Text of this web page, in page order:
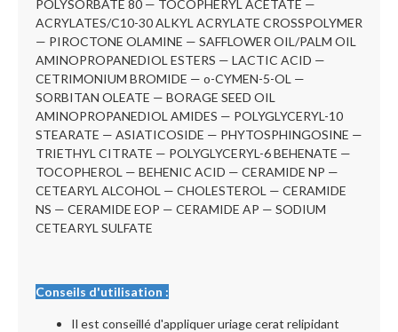
POLYSORBATE 80 — TOCOPHERYL ACETATE —
ACRYLATES/C10-30 ALKYL ACRYLATE CROSSPOLYMER
— PIROCTONE OLAMINE — SAFFLOWER OIL/PALM OIL
AMINOPROPANEDIOL ESTERS — LACTIC ACID —
CETRIMONIUM BROMIDE — o-CYMEN-5-OL —
SORBITAN OLEATE — BORAGE SEED OIL
AMINOPROPANEDIOL AMIDES — POLYGLYCERYL-10
STEARATE — ASIATICOSIDE — PHYTOSPHINGOSINE —
TRIETHYL CITRATE — POLYGLYCERYL-6 BEHENATE —
TOCOPHEROL — BEHENIC ACID — CERAMIDE NP —
CETEARYL ALCOHOL — CHOLESTEROL — CERAMIDE
NS — CERAMIDE EOP — CERAMIDE AP — SODIUM
CETEARYL SULFATE
Conseils d'utilisation :
Il est conseillé d'appliquer uriage cerat relipidant